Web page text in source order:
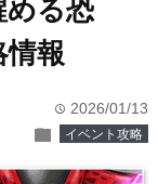
める恐
報
time 2026/01/13
folder イベント攻略